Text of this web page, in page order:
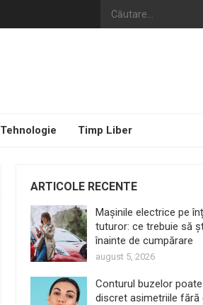
Tehnologie Timp Liber
ARTICOLE RECENTE
Mașinile electrice pe
tuturor: ce trebuie să
înainte de cumpărare
august 5, 2026
Conturul buzelor
discret asimetriile fără